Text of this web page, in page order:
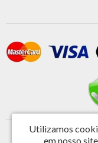
Primatela Tela e
Utilizamos
em nosso site.